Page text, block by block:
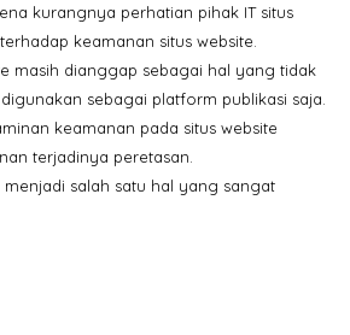
kurangnya perhatian pihak IT situs
keamanan situs website.
masih dianggap sebagai hal yang tidak
sebagai platform publikasi saja.
keamanan pada situs website
terjadinya peretasan.
salah satu hal yang sangat